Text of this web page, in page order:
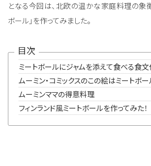
となる今回は、北欧の温かな家庭料理の象
ボール」を作ってみました。
目次
ミートボールにジャムを添えて食べる食文
ムーミン・コミックスのこの絵はミートボー
ムーミンママの得意料理
フィンランド風ミートボールを作ってみた！